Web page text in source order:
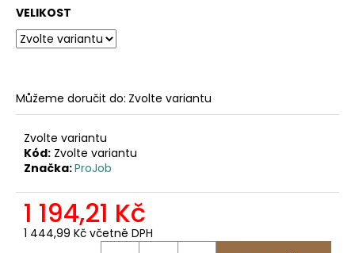
VELIKOST
Můžeme doručit do: Zvolte variantu
Zvolte variantu
Kód: Zvolte variantu
Značka:ProJob
1 194,21 Kč
1 444,99 Kč včetně DPH
o
r
u
j
e
m
e
2502
PRACOVNÍ
KALHOTY
DO